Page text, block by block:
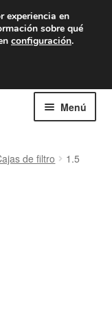
EUR
a 4 p. m.
Menú
de filtro
1.5
experiencia en
sobre qué
configuración.